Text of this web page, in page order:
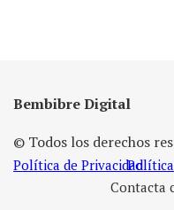
Bembibre Digital
© Todos los derechos
Política de Privacidad
Contacta